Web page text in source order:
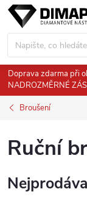
Přejít
obsah
Doprava zdarma při
NADROZMĚRNÉ
Broušení
Ruční